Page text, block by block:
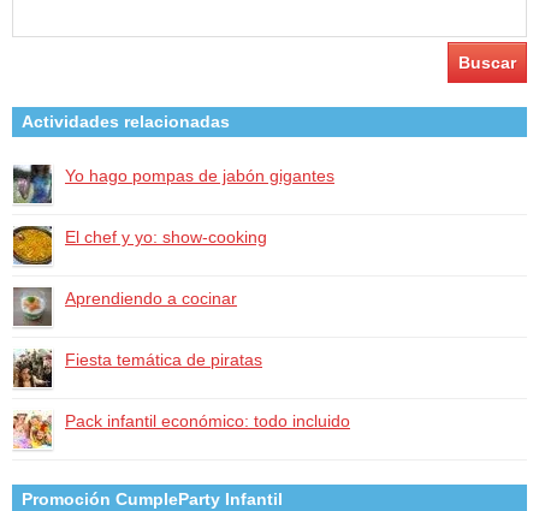
Actividades relacionadas
Yo hago pompas de jabón gigantes
El chef y yo: show-cooking
Aprendiendo a cocinar
Fiesta temática de piratas
Pack infantil económico: todo incluido
Promoción CumpleParty Infantil